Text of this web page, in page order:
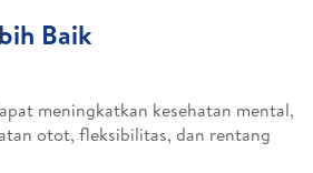
Baik
meningkatkan kesehatan mental,
otot, fleksibilitas, dan rentang